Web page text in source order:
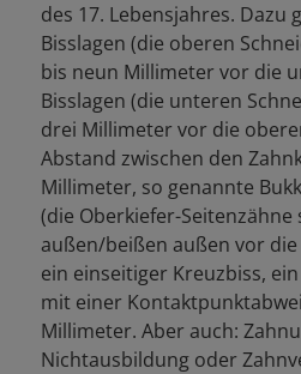
des 17. Lebensjahres. Dazu
Bisslagen (die oberen
bis neun Millimeter vor die
Bisslagen (die unteren
drei Millimeter vor die
Abstand zwischen den
Millimeter, so genannte
(die Oberkiefer-Seitenzähne
außen/beißen außen vor
ein einseitiger Kreuzbiss,
mit einer
Millimeter. Aber auch:
Nichtausbildung oder